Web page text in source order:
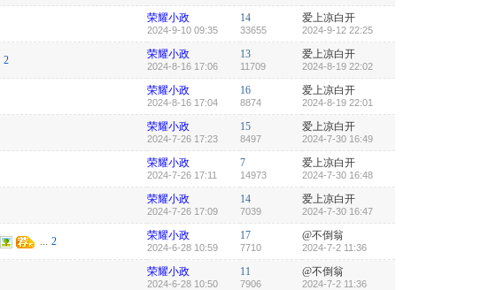
荣耀小政
2024-9-10 09:35
14
33655
爱上凉白开
2024-9-12 22:25
2 荣耀小政
2024-8-16 17:06
13
11709
爱上凉白开
2024-8-19 22:02
荣耀小政
2024-8-16 17:04
16
8874
爱上凉白开
2024-8-19 22:01
荣耀小政
2024-7-26 17:23
15
8497
爱上凉白开
2024-7-30 16:49
荣耀小政
2024-7-26 17:11
7
14973
爱上凉白开
2024-7-30 16:48
荣耀小政
2024-7-26 17:09
14
7039
爱上凉白开
2024-7-30 16:47
... 2 荣耀小政
2024-6-28 10:59
17
7710
@不倒翁
2024-7-2 11:36
荣耀小政
2024-6-28 10:50
11
7906
@不倒翁
2024-7-2 11:36